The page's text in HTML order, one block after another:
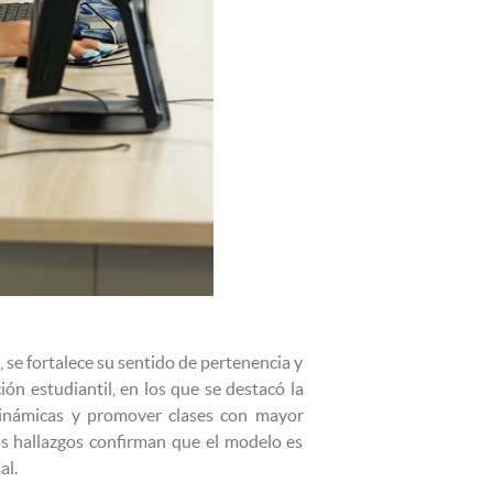
fortalece su sentido de pertenencia y
estudiantil, en los que se destacó la
y promover clases con mayor
hallazgos confirman que el modelo es